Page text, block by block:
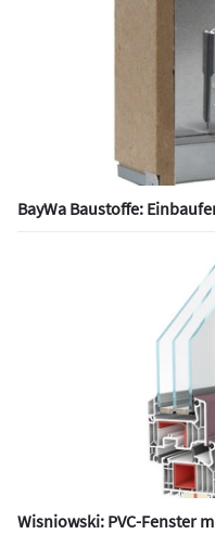
BayWa Baustoffe:
Wisniowski: PVC-Fenster